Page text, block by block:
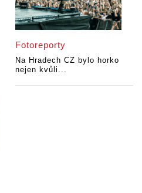
Fotoreporty
Na Hradech CZ bylo horko
nejen kvůli...